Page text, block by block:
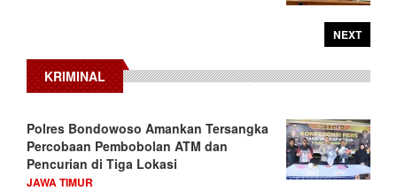
NEXT
KRIMINAL
Polres Bondowoso Amankan Tersangka
Percobaan Pembobolan ATM dan
Pencurian di Tiga Lokasi
JAWA TIMUR